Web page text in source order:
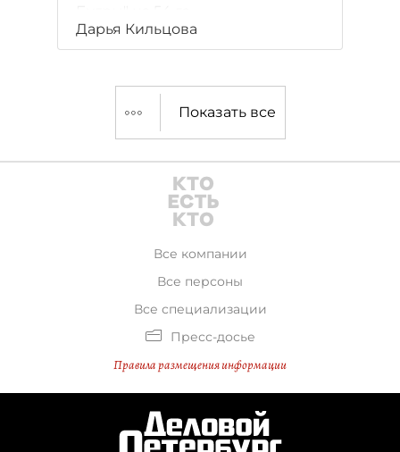
Дарья Кильцова
Показать все
Все компании
Все персоны
Все специализации
Пресс-досье
Правила размещения информации